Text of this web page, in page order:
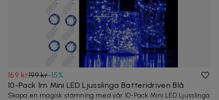
169 kr199 kr-15%
10-Pack 1m Mini LED Ljusslinga Batteridriven Blå
Skapa en magisk stämning med vår 10-Pack Mini LED Ljusslinga